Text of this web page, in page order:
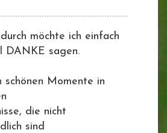
möchte ich einfach
DANKE sagen.
schönen Momente in
die nicht
sind